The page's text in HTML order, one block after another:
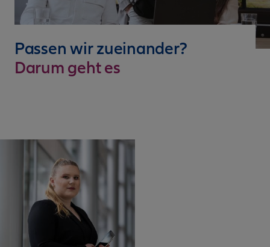
Passen wir zueinander?
Darum geht es